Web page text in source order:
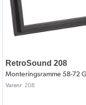
RetroSound 208
Varenr 208